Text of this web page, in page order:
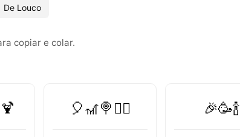
De Louco
copiar e colar.
🎈🎢🍭🤹‍♂️ 🎉🥳🍾